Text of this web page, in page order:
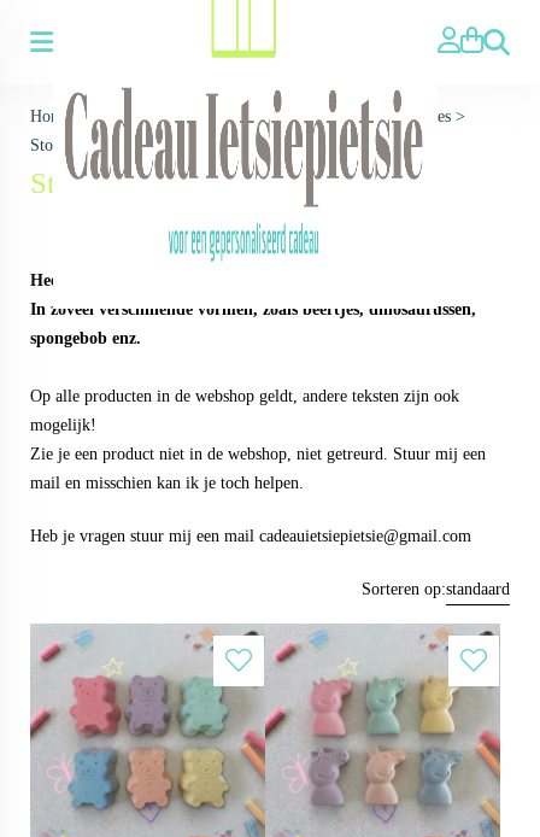
Zoeken
Home > Voor wie ▼ >Voor Kinderen>Traktaties/bedankjes >
Stoepkrijt
Stoepkrijt
Heerlijk krijten met dit leuke stoepkrijt.
In zoveel verschillende vormen, zoals beertjes, dinosaurussen,
spongebob enz.
Op alle producten in de webshop geldt, andere teksten zijn ook
mogelijk!
Zie je een product niet in de webshop, niet getreurd. Stuur mij een
mail en misschien kan ik je toch helpen.
Heb je vragen stuur mij een mail cadeauietsiepietsie@gmail.com
Sorteren op:standaard